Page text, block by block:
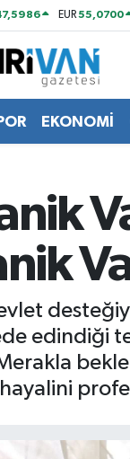
EUR55,0700
EKONOMİ
edindiği
Fikstür